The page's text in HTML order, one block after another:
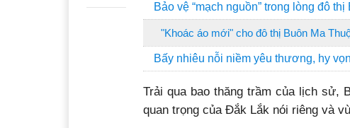
Bảo vệ “mạch nguồn” trong lòng đô
"Khoác áo mới" cho đô thị Buôn Ma
Bấy nhiêu nỗi niềm yêu thương, hy
Trải qua bao thăng trầm của lịch sử,
quan trọng của Đắk Lắk nói riêng và